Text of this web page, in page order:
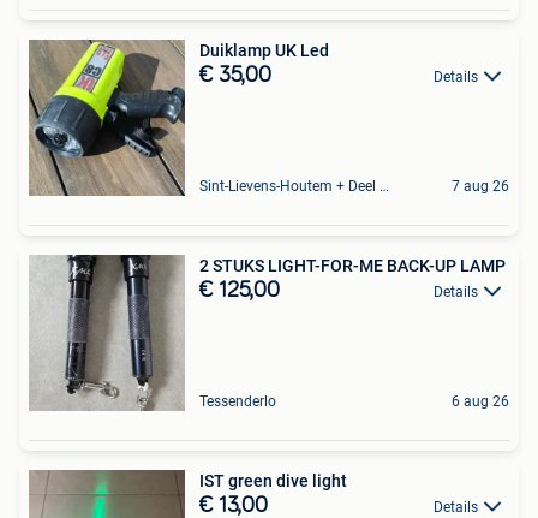
Duiklamp UK Led
€ 35,00 Details
Sint-Lievens-Houtem + Deel Oombergen 7 aug 26
2 STUKS LIGHT-FOR-ME BACK-UP LAMP
€ 125,00 Details
Tessenderlo 6 aug 26
IST green dive light
€ 13,00 Details